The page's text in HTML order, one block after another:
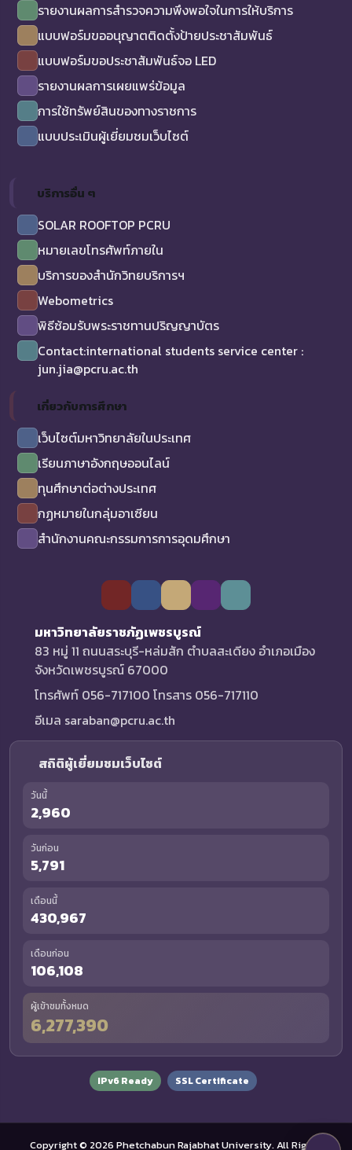
รายงานผลการสำรวจความพึงพอใจในการให้บริการ
แบบฟอร์มขออนุญาตติดตั้งป้ายประชาสัมพันธ์
แบบฟอร์มขอประชาสัมพันธ์จอ LED
รายงานผลการเผยแพร่ข้อมูล
การใช้ทรัพย์สินของทางราชการ
แบบประเมินผู้เยี่ยมชมเว็บไซต์
บริการอื่น ๆ
SOLAR ROOFTOP PCRU
หมายเลขโทรศัพท์ภายใน
บริการของสำนักวิทยบริการฯ
Webometrics
พิธีซ้อมรับพระราชทานปริญญาบัตร
Contact:international students service center :
jun.jia@pcru.ac.th
เกี่ยวกับการศึกษา
เว็บไซต์มหาวิทยาลัยในประเทศ
เรียนภาษาอังกฤษออนไลน์
ทุนศึกษาต่อต่างประเทศ
กฏหมายในกลุ่มอาเซียน
สำนักงานคณะกรรมการการอุดมศึกษา
มหาวิทยาลัยราชภัฏเพชรบูรณ์
83 หมู่ 11 ถนนสระบุรี-หล่มสัก ตำบลสะเดียง อำเภอเมือง
จังหวัดเพชรบูรณ์ 67000
โทรศัพท์ 056-717100 โทรสาร 056-717110
อีเมล saraban@pcru.ac.th
สถิติผู้เยี่ยมชมเว็บไซต์
วันนี้
2,960
วันก่อน
5,791
เดือนนี้
430,967
เดือนก่อน
106,108
ผู้เข้าชมทั้งหมด
6,277,390
IPv6 Ready SSL Certificate
Copyright © 2026 Phetchabun Rajabhat University. All Rights